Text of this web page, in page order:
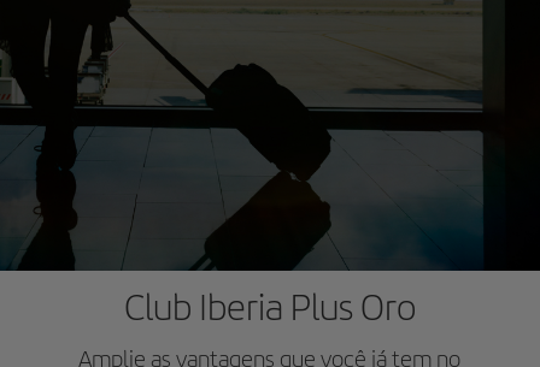
Club Iberia Plus Oro
Amplie as vantagens que você já tem no